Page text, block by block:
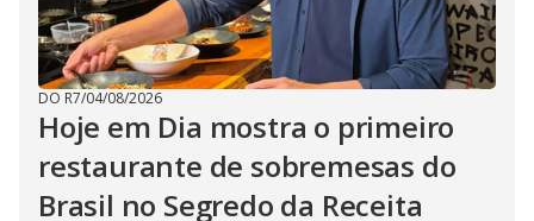
DO R7/04/08/2026
Hoje em Dia mostra o primeiro
restaurante de sobremesas do
Brasil no Segredo da Receita